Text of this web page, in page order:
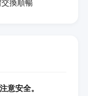
換順暢
意安全。